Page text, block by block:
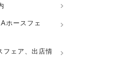
ホースフェ
フェア、出店情